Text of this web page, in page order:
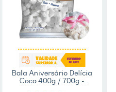
Bala Aniversário Delícia
Coco 400g / 700g -